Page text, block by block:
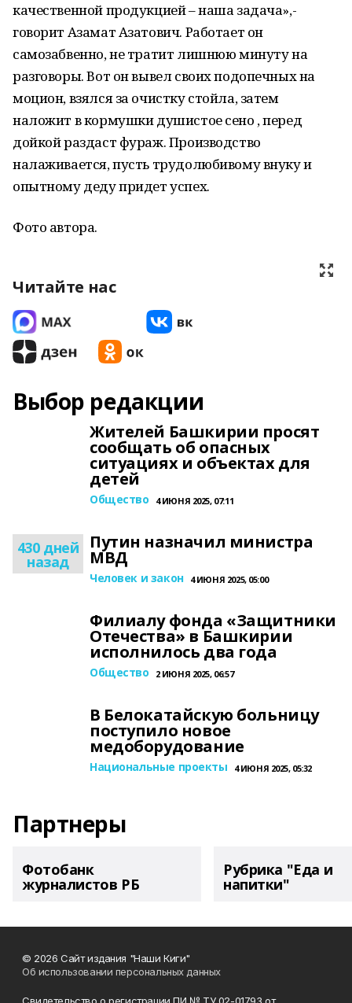
качественной продукцией – наша задача»,-
говорит Азамат Азатович. Работает он
самозабвенно, не тратит лишнюю минуту на
разговоры. Вот он вывел своих подопечных на
моцион, взялся за очистку стойла, затем
наложит в кормушки душистое сено , перед
дойкой раздаст фураж. Производство
налаживается, пусть трудолюбивому внуку и
опытному деду придет успех.
Фото автора.
Читайте нас
Выбор редакции
Жителей Башкирии просят
сообщать об опасных
ситуациях и объектах для
детей
Общество 4 ИЮНЯ 2025, 07:11
430 дней
назад
Путин назначил министра
МВД
Человек и закон 4 ИЮНЯ 2025, 05:00
Филиалу фонда «Защитники
Отечества» в Башкирии
исполнилось два года
Общество 2 ИЮНЯ 2025, 06:57
В Белокатайскую больницу
поступило новое
медоборудование
Национальные проекты 4 ИЮНЯ 2025, 05:32
Партнеры
Фотобанк
журналистов РБ
Рубрика "Еда и
напитки"
© 2026 Сайт издания "Наши Киги"
Об использовании персональных данных